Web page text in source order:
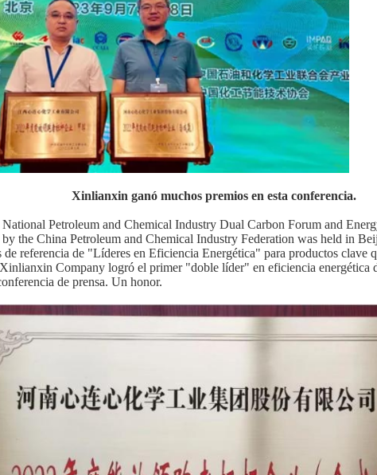
Xinlianxin ganó muchos premios en esta conferencia.
National Petroleum and Chemical Industry Dual Carbon Forum and
the China Petroleum and Chemical Industry Federation was held in
de referencia de "Líderes en Eficiencia Energética" para productos clave
Company logró el primer "doble líder" en eficiencia energética
de prensa. Un honor.